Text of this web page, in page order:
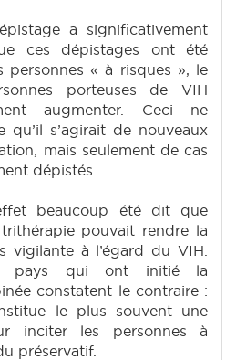
a significativement
ces dépistages ont été
personnes « à risques », le
porteuses de VIH
augmenter. Ceci ne
qu’il s’agirait de nouveaux
mais seulement de cas
dépistés.
beaucoup été dit que
pouvait rendre la
vigilante à l’égard du VIH.
pays qui ont initié la
constatent le contraire :
le plus souvent une
inciter les personnes à
préservatif.